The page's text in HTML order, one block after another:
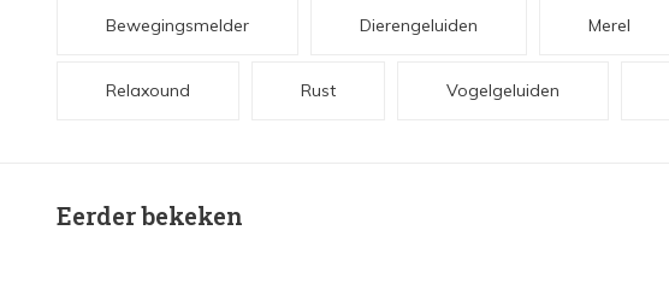
Bewegingsmelder Dierengeluiden Merel
Relaxound Rust Vogelgeluiden
Eerder bekeken